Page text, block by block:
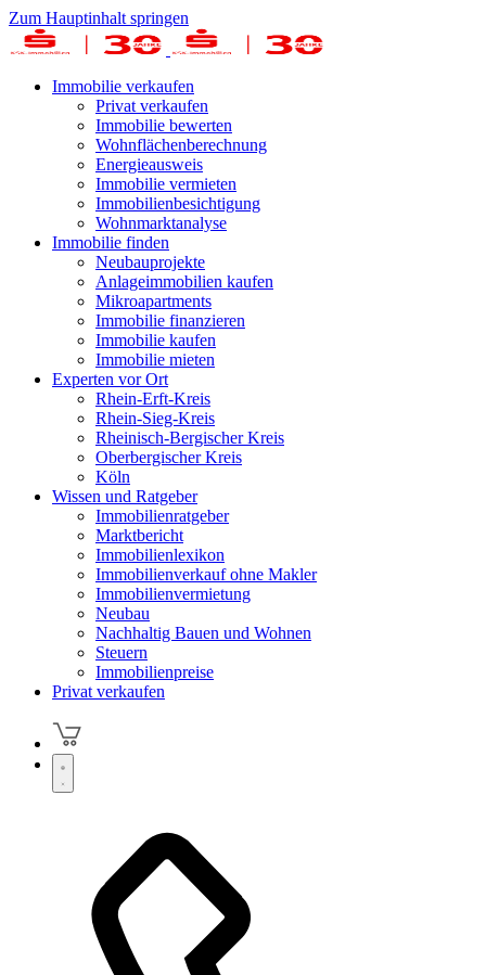
Zum Hauptinhalt springen
Immobilie verkaufen
Privat verkaufen
Immobilie bewerten
Wohnflächenberechnung
Energieausweis
Immobilie vermieten
Immobilienbesichtigung
Wohnmarktanalyse
Immobilie finden
Neubauprojekte
Anlageimmobilien kaufen
Mikroapartments
Immobilie finanzieren
Immobilie kaufen
Immobilie mieten
Experten vor Ort
Rhein-Erft-Kreis
Rhein-Sieg-Kreis
Rheinisch-Bergischer Kreis
Oberbergischer Kreis
Köln
Wissen und Ratgeber
Immobilienratgeber
Marktbericht
Immobilienlexikon
Immobilienverkauf ohne Makler
Immobilienvermietung
Neubau
Nachhaltig Bauen und Wohnen
Steuern
Immobilienpreise
Privat verkaufen